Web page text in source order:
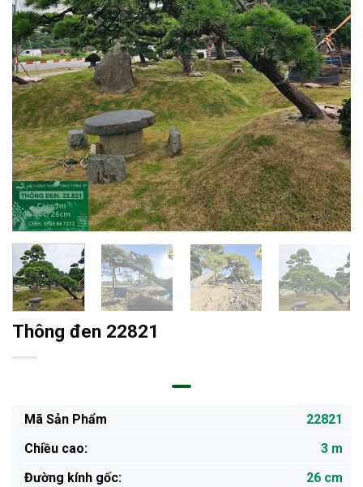
Thông đen 22821
Mã Sản Phẩm
22821
Chiều cao:
3 m
Đường kính gốc:
26 cm